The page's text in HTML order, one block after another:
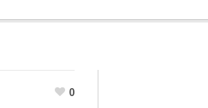
0